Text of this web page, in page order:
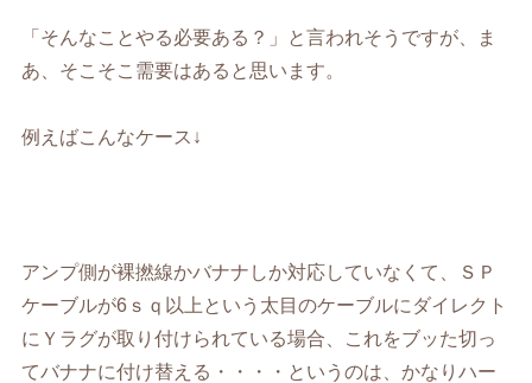
「そんなことやる必要ある？」と言われそうですが、ま
あ、そこそこ需要はあると思います。
例えばこんなケース↓
アンプ側が裸撚線かバナナしか対応していなくて、ＳＰ
ケーブルが6ｓｑ以上という太目のケーブルにダイレクト
にＹラグが取り付けられている場合、これをブッた切っ
てバナナに付け替える・・・・というのは、かなりハー